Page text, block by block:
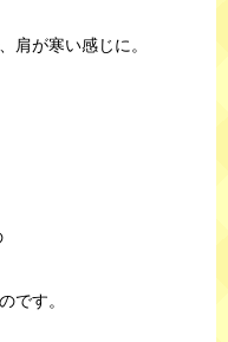
肩が寒い感じに。
です。